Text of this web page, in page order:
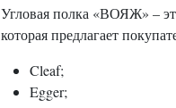
Угловая полка «ВОЯЖ» –
которая предлагает
Cleaf;
Egger;